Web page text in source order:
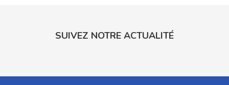
SUIVEZ NOTRE ACTUALITÉ